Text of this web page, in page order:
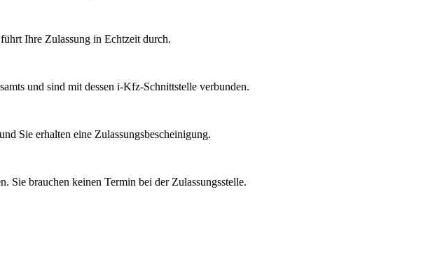
Ihre Zulassung in Echtzeit durch.
und sind mit dessen i-Kfz-Schnittstelle verbunden.
Sie erhalten eine Zulassungsbescheinigung.
Sie brauchen keinen Termin bei der Zulassungsstelle.